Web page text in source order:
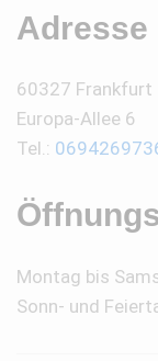
Adresse
60327 Frankfurt
Europa-Allee 6
Tel.:
Montag bis
Sonn- und